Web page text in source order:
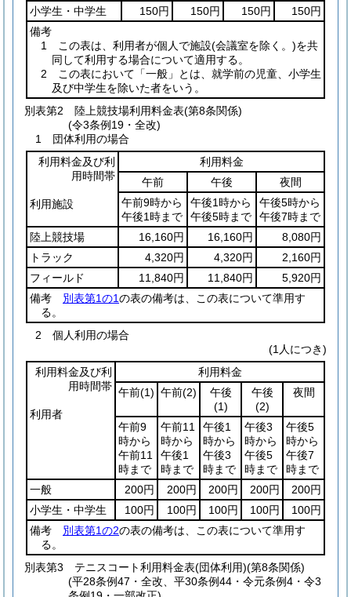
小学生・中学生
150円 150円 150円
150円
備考
1 この表は、利用者が個人で施設(会議室を除く。)を共
同して利用する場合について適用する。
2 この表において「一般」とは、就学前の児童、小学生
及び中学生を除いた者をいう。
別表第2 陸上競技場利用料金表(第8条関係)
(令3条例19・全改)
1 団体利用の場合
利用料金及び利
用時間帯
利用施設
利用料金
午前
午後
夜間
午前9時から
午後1時まで
午後1時から
午後5時まで
午後5時から
午後7時まで
陸上競技場
16,160円 16,160円
8,080円
トラック
4,320円 4,320円
2,160円
フィールド
11,840円 11,840円
5,920円
備考 別表第1の1の表の備考は、この表について準用す
る。
2 個人利用の場合
(1人につき)
利用料金及び利
用時間帯
利用者
利用料金
午前(1) 午前(2)
午後
(1)
午後
(2)
夜間
午前9
時から
午前11
時まで
午前11
時から
午後1
時まで
午後1
時から
午後3
時まで
午後3
時から
午後5
時まで
午後5
時から
午後7
時まで
一般
200円 200円 200円 200円
200円
小学生・中学生
100円 100円 100円 100円
100円
備考 別表第1の2の表の備考は、この表について準用す
る。
別表第3 テニスコート利用料金表(団体利用)(第8条関係)
(平28条例47・全改、平30条例44・令元条例4・令3